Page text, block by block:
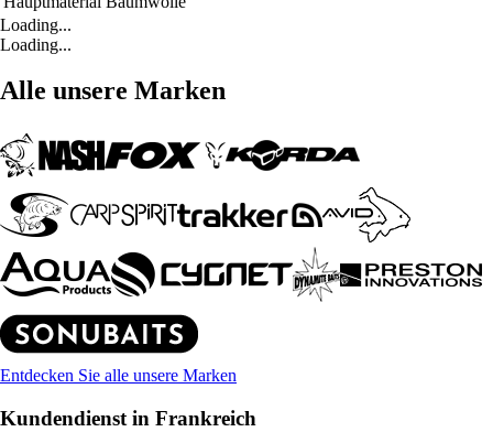
Loading...
Loading...
Alle unsere Marken
Entdecken Sie alle unsere Marken
Kundendienst in Frankreich